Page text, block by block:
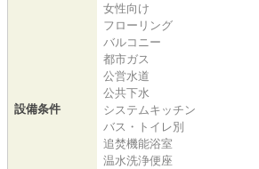
設備条件
女性向け
フローリング
バルコニー
都市ガス
公営水道
公共下水
システムキッチン
バス・トイレ別
追焚機能浴室
温水洗浄便座